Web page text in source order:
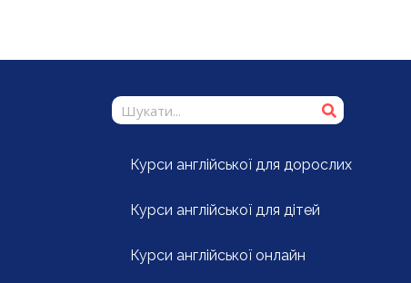
Курси англійської для дорослих
Курси англійської для дітей
Курси англійської онлайн